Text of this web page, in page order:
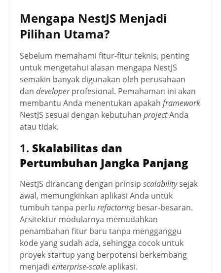
Mengapa NestJS Menjadi
Pilihan Utama?
Sebelum memahami fitur-fitur teknis, penting
untuk mengetahui alasan mengapa NestJS
semakin banyak digunakan oleh perusahaan
dan developerprofesional. Pemahaman ini akan
membantu Anda menentukan apakah framework
NestJS sesuai dengan kebutuhan projectAnda
atau tidak.
1. Skalabilitas dan
Pertumbuhan Jangka Panjang
NestJS dirancang dengan prinsip scalabilitysejak
awal, memungkinkan aplikasi Anda untuk
tumbuh tanpa perlu refactoringbesar-besaran.
Arsitektur modularnya memudahkan
penambahan fitur baru tanpa mengganggu
kode yang sudah ada, sehingga cocok untuk
proyek startup yang berpotensi berkembang
menjadi enterprise-scaleaplikasi.